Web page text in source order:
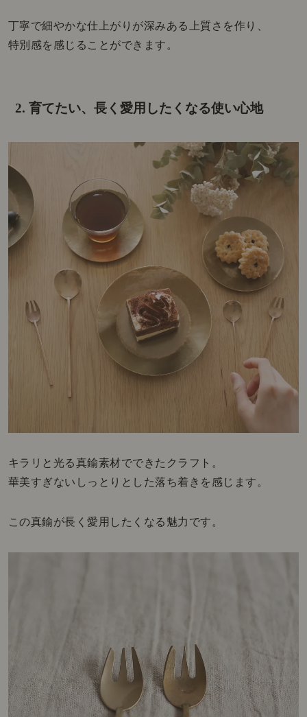
丁寧で細やかな仕上がりが深みある上質さを作り、
特別感を感じることができます。
2. 育てたい、長く愛用したくなる使い心地
キラリと光る真鍮素材でできたクラフト。
華美すぎないしっとりとした落ち着きを感じます。
この真鍮が長く愛用したくなる魅力です。